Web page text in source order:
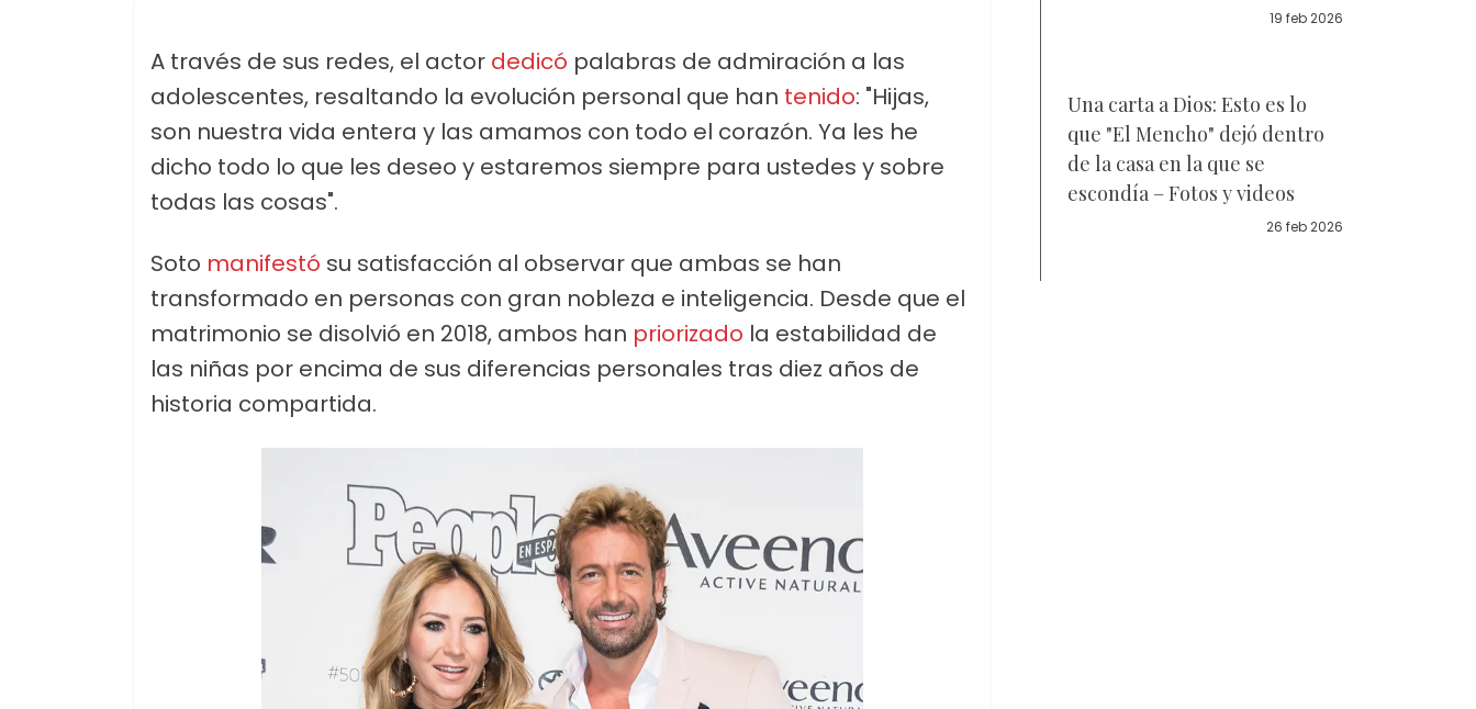
A través de sus redes, el actor dedicó palabras de admiración a las
adolescentes, resaltando la evolución personal que han tenido: "Hijas,
son nuestra vida entera y las amamos con todo el corazón. Ya les he
dicho todo lo que les deseo y estaremos siempre para ustedes y sobre
todas las cosas".
Soto manifestó su satisfacción al observar que ambas se han
transformado en personas con gran nobleza e inteligencia. Desde que el
matrimonio se disolvió en 2018, ambos han priorizado la estabilidad de
las niñas por encima de sus diferencias personales tras diez años de
historia compartida.
sucedió a los gatitos después
19 feb 2026
Una carta a Dios: Esto es lo
que "El Mencho" dejó dentro
de la casa en la que se
escondía – Fotos y videos
26 feb 2026